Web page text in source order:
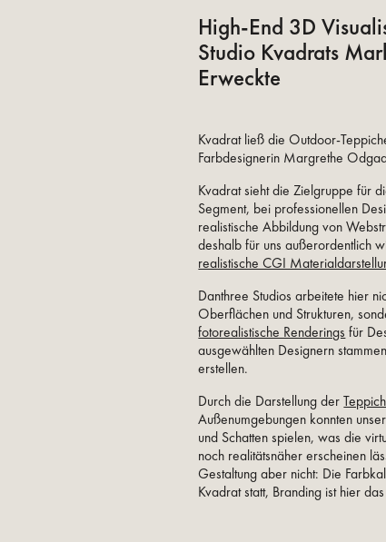
High-End 3D
Studio Kvadrats
Erweckte
Kvadrat ließ die Outdoor-
Farbdesignerin Margrethe
Kvadrat sieht die Zielgruppe für
Segment, bei professionellen
realistische Abbildung von
deshalb für uns außerordentlich
realistische CGI
Danthree Studios arbeitete hier
Oberflächen und Strukturen,
fotorealistische Renderings für
ausgewählten Designern
erstellen.
Durch die Darstellung der
Außenumgebungen konnten
und Schatten spielen, was die
noch realitätsnäher erscheinen
Gestaltung aber nicht: Die
Kvadrat statt, Branding ist hier